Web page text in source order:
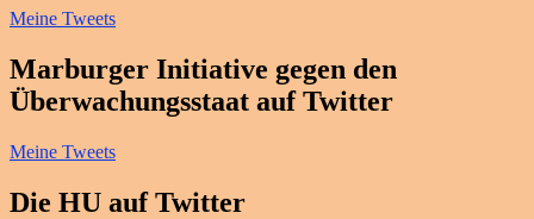
Meine Tweets
Marburger Initiative gegen den
Überwachungsstaat auf Twitter
Meine Tweets
Die HU auf Twitter